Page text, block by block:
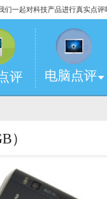
们一起对科技产品进行真实点评
评 电脑点评
）